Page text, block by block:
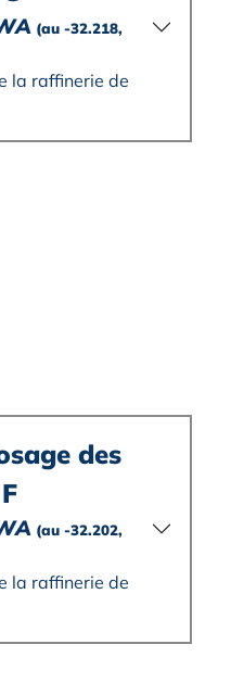
(au -32.218,
la raffinerie de
des
(au -32.202,
la raffinerie de